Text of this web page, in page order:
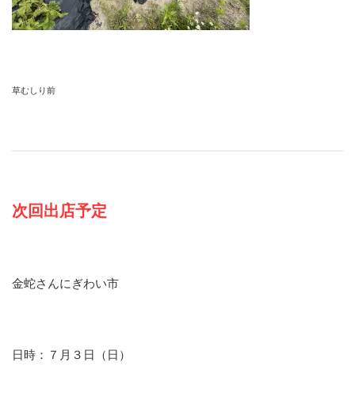
草むしり前
次回出店予定
金蛇さんにぎわい市
日時：７月３日（日）